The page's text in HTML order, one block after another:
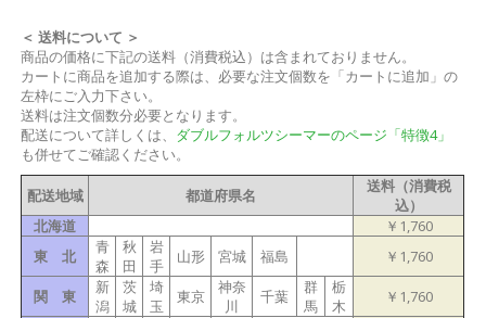
＜ 送料について ＞
商品の価格に下記の送料（消費税込）は含まれておりません。
カートに商品を追加する際は、必要な注文個数を「カートに追加」の
左枠にご入力下さい。
送料は注文個数分必要となります。
配送について詳しくは、 ダブルフォルツシーマーのページ「特徴4」
も併せてご確認ください。
配送地域 都道府県名
送料（消費税
込）
北海道
￥1,760
東 北
青
森
秋
田
岩
手
山形 宮城 福島 ￥1,760
関 東
新
潟
茨
城
埼
玉
東京
神奈
川
千葉
群
馬
栃
木
￥1,760